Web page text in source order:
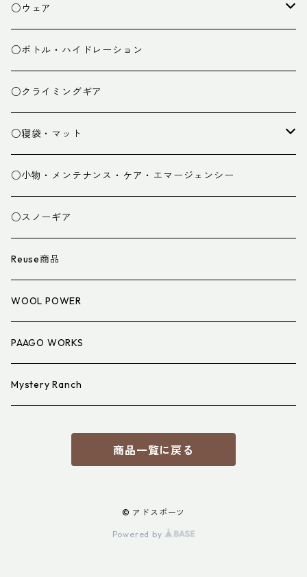
焚き火小物
○ウェア
ミドルレイヤー
ベースレイヤー
パンツ
グローブ
スパッツ・ゲイター
衣類小物
アイウェア
○ボトル・ハイドレーション
○クライミングギア
○寝袋・マット
寝袋
マット
寝具小物
○小物・メンテナンス・ケア・エマージェンシー
○スノーギア
Reuse商品
WOOL POWER
PAAGO WORKS
Mystery Ranch
商品一覧に戻る
© アドスポーツ
Powered by